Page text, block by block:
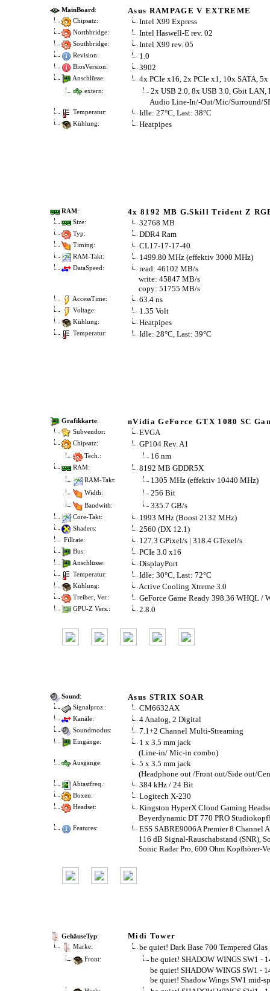
MainBoard: Asus RAMPAGE V EXTREME
Chipsatz: Intel X99 Express
Northbridge: Intel Haswell-E rev. 02
Southbridge: Intel X99 rev. 05
Revision: 1.0
BiosVersion: 3902
Anschlüsse: 4x PCIe x16, 2x PCIe x1, 10x SATA,
extern:
2x USB 2.0, 8x USB 3.0, Gbit LAN,
Audio Line-In/-Out/Mic/Surround/
Temperatur: Idle: 27°C, Last: 38°C
Kühlung: Heatpipes
RAM: 4x 8192 MB G.Skill Trident Z
Size: 32768 MB
Typ: DDR4 Ram
Timing: CL17-17-17-40
RAM-Takt: 1499.80 MHz (effektiv 3000 MHz)
DataSpeed:
read: 46102 MB/s
write: 45847 MB/s
copy: 51755 MB/s
AccessTime: 63.4 ns
Voltage: 1.35 Volt
Kühlung: Heatpipes
Temperatur: Idle: 28°C, Last: 39°C
Grafikkarte: nVidia GeForce GTX 1080 SC
Subvendor: EVGA
Chipsatz: GP104 Rev. A1
Tech.: 16 nm
RAM: 8192 MB GDDR5X
RAM-Takt: 1305 MHz (effektiv 10440 MHz)
Width: 256 Bit
Bandwith: 335.7 GB/s
Core-Takt: 1993 MHz (Boost 2132 MHz)
Shaders: 2560 (DX 12.1)
Fillrate: 127.3 GPixel/s | 318.4 GTexel/s
Bus: PCIe 3.0 x16
Anschlüsse: DisplayPort
Temperatur: Idle: 30°C, Last: 72°C
Kühlung: Active Cooling Xtreme 3.0
Treiber, Ver.: GeForce Game Ready 398.36 WHQL /
GPU-Z Vers.: 2.8.0
Sound: Asus STRIX SOAR
Signalproz.: CM6632AX
Kanäle: 4 Analog, 2 Digital
Soundmodus: 7.1+2 Channel Multi-Streaming
Eingänge:
1 x 3.5 mm jack
(Line-in/ Mic-in combo)
Ausgänge:
5 x 3.5 mm jack
(Headphone out /Front out/Side out/
Abtastfreq.: 384 kHz / 24 Bit
Boxen: Logitech X-230
Headset:
Kingston HyperX Cloud Gaming
Beyerdynamic DT 770 PRO
Features:
ESS SABRE9006A Premier 8 Channel
116 dB Signal-Rauschabstand (SNR),
Sonic Radar Pro, 600 Ohm Kopfhörer-
GehäuseTyp: Midi Tower
Marke: be quiet! Dark Base 700 Tempered Glas
Front:
be quiet! SHADOW WINGS SW1 -
be quiet! SHADOW WINGS SW1 -
be quiet! Shadow Wings SW1 mid-